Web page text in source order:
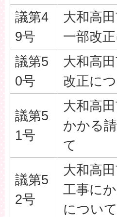
議第4
9号
大和高
一部改
議第5
0号
大和高
改正に
議第5
1号
大和高
かかる
て
議第5
2号
大和高
工事に
について